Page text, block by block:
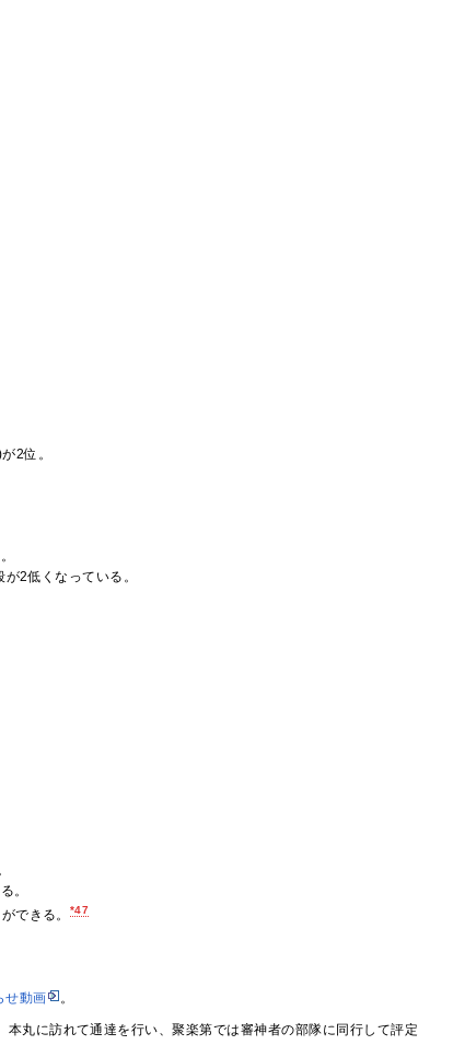
2位。
2低くなっている。
。
できる。 *47
せ動画 。
本丸に訪れて通達を行い、聚楽第では審神者の部隊に同行して評定